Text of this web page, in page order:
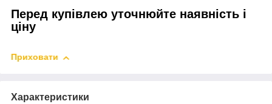
Перед купівлею уточнюйте наявність і
ціну
Приховати
Характеристики